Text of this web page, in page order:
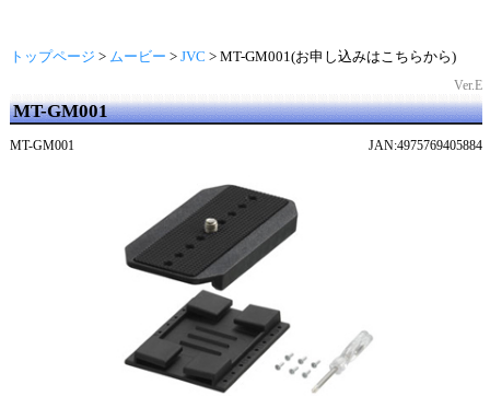
トップページ > ムービー > JVC > MT-GM001(お申し込みはこちらから)
Ver.E
MT-GM001
MT-GM001 JAN:4975769405884